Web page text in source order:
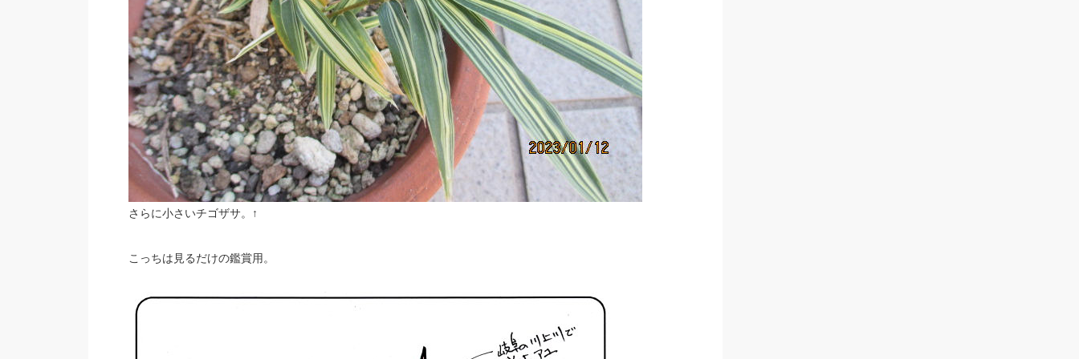
さらに小さいチゴザサ。↑
こっちは見るだけの鑑賞用。